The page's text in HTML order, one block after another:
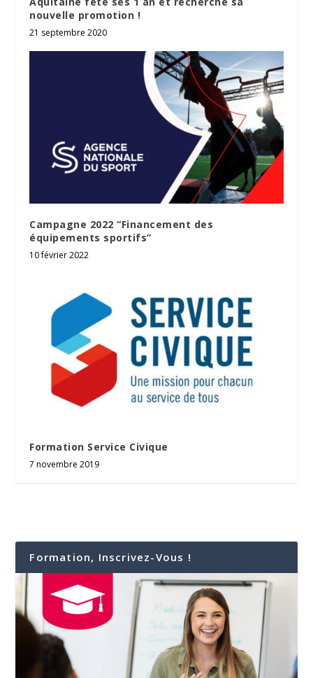
nouvelle promotion !
21 septembre 2020
Campagne 2022 “Financement des
équipements sportifs”
10 février 2022
Formation Service Civique
7 novembre 2019
Formation, Inscrivez-Vous !